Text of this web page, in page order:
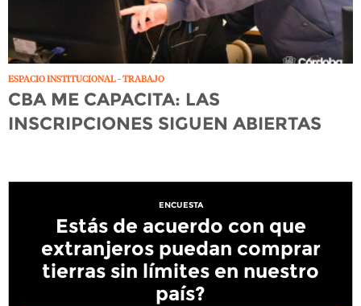
ESPACIO INSTITUCIONAL - TRABAJO
CBA ME CAPACITA: LAS
INSCRIPCIONES SIGUEN ABIERTAS
ENCUESTA
Estás de acuerdo con que
extranjeros puedan comprar
tierras sin límites en nuestro
país?